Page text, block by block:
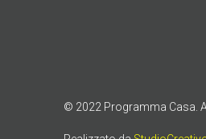
© 2022 Programma Casa.